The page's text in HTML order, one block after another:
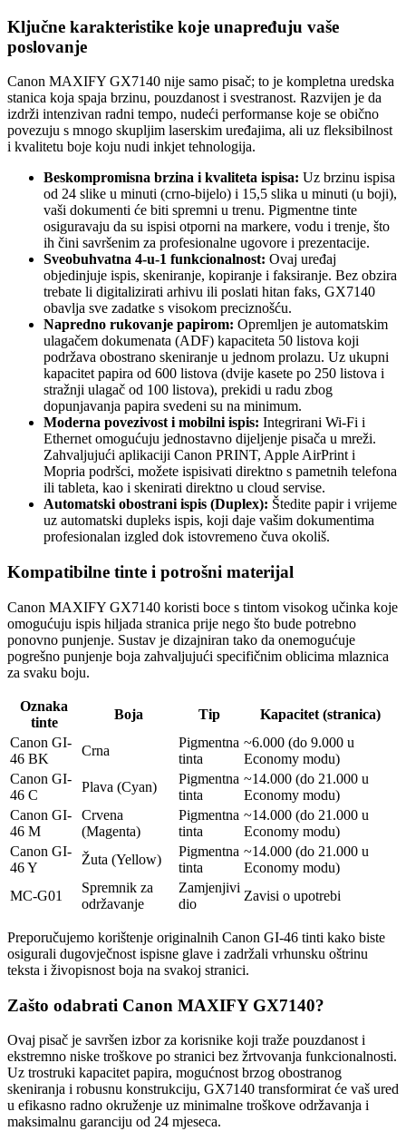
Ključne karakteristike koje unapređuju vaše
poslovanje
Canon MAXIFY GX7140 nije samo pisač; to je kompletna uredska
stanica koja spaja brzinu, pouzdanost i svestranost. Razvijen je da
izdrži intenzivan radni tempo, nudeći performanse koje se obično
povezuju s mnogo skupljim laserskim uređajima, ali uz fleksibilnost
i kvalitetu boje koju nudi inkjet tehnologija.
Beskompromisna brzina i kvaliteta ispisa: Uz brzinu ispisa
od 24 slike u minuti (crno-bijelo) i 15,5 slika u minuti (u boji),
vaši dokumenti će biti spremni u trenu. Pigmentne tinte
osiguravaju da su ispisi otporni na markere, vodu i trenje, što
ih čini savršenim za profesionalne ugovore i prezentacije.
Sveobuhvatna 4-u-1 funkcionalnost: Ovaj uređaj
objedinjuje ispis, skeniranje, kopiranje i faksiranje. Bez obzira
trebate li digitalizirati arhivu ili poslati hitan faks, GX7140
obavlja sve zadatke s visokom preciznošću.
Napredno rukovanje papirom: Opremljen je automatskim
ulagačem dokumenata (ADF) kapaciteta 50 listova koji
podržava obostrano skeniranje u jednom prolazu. Uz ukupni
kapacitet papira od 600 listova (dvije kasete po 250 listova i
stražnji ulagač od 100 listova), prekidi u radu zbog
dopunjavanja papira svedeni su na minimum.
Moderna povezivost i mobilni ispis: Integrirani Wi-Fi i
Ethernet omogućuju jednostavno dijeljenje pisača u mreži.
Zahvaljujući aplikaciji Canon PRINT, Apple AirPrint i
Mopria podršci, možete ispisivati direktno s pametnih telefona
ili tableta, kao i skenirati direktno u cloud servise.
Automatski obostrani ispis (Duplex): Štedite papir i vrijeme
uz automatski dupleks ispis, koji daje vašim dokumentima
profesionalan izgled dok istovremeno čuva okoliš.
Kompatibilne tinte i potrošni materijal
Canon MAXIFY GX7140 koristi boce s tintom visokog učinka koje
omogućuju ispis hiljada stranica prije nego što bude potrebno
ponovno punjenje. Sustav je dizajniran tako da onemogućuje
pogrešno punjenje boja zahvaljujući specifičnim oblicima mlaznica
za svaku boju.
Oznaka
tinte
Boja Tip
Kapacitet (stranica)
Canon GI-
46 BK
Crna
Pigmentna
tinta
~6.000 (do 9.000 u
Economy modu)
Canon GI-
46 C
Plava (Cyan)
Pigmentna
tinta
~14.000 (do 21.000 u
Economy modu)
Canon GI-
46 M
Crvena
(Magenta)
Pigmentna
tinta
~14.000 (do 21.000 u
Economy modu)
Canon GI-
46 Y
Žuta (Yellow)
Pigmentna
tinta
~14.000 (do 21.000 u
Economy modu)
MC-G01
Spremnik za
održavanje
Zamjenjivi
dio
Zavisi o upotrebi
Preporučujemo korištenje originalnih Canon GI-46 tinti kako biste
osigurali dugovječnost ispisne glave i zadržali vrhunsku oštrinu
teksta i živopisnost boja na svakoj stranici.
Zašto odabrati Canon MAXIFY GX7140?
Ovaj pisač je savršen izbor za korisnike koji traže pouzdanost i
ekstremno niske troškove po stranici bez žrtvovanja funkcionalnosti.
Uz trostruki kapacitet papira, mogućnost brzog obostranog
skeniranja i robusnu konstrukciju, GX7140 transformirat će vaš ured
u efikasno radno okruženje uz minimalne troškove održavanja i
maksimalnu garanciju od 24 mjeseca.